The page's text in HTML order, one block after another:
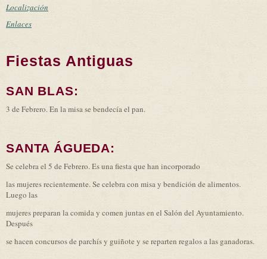
Localización
Enlaces
Fiestas Antiguas
SAN BLAS:
3 de Febrero. En la misa se bendecía el pan.
SANTA ÁGUEDA:
Se celebra el 5 de Febrero. Es una fiesta que han incorporado
las mujeres recientemente. Se celebra con misa y bendición de alimentos.
Luego las
mujeres preparan la comida y comen juntas en el Salón del Ayuntamiento.
Después
se hacen concursos de parchís y guiñote y se reparten regalos a las ganadoras.